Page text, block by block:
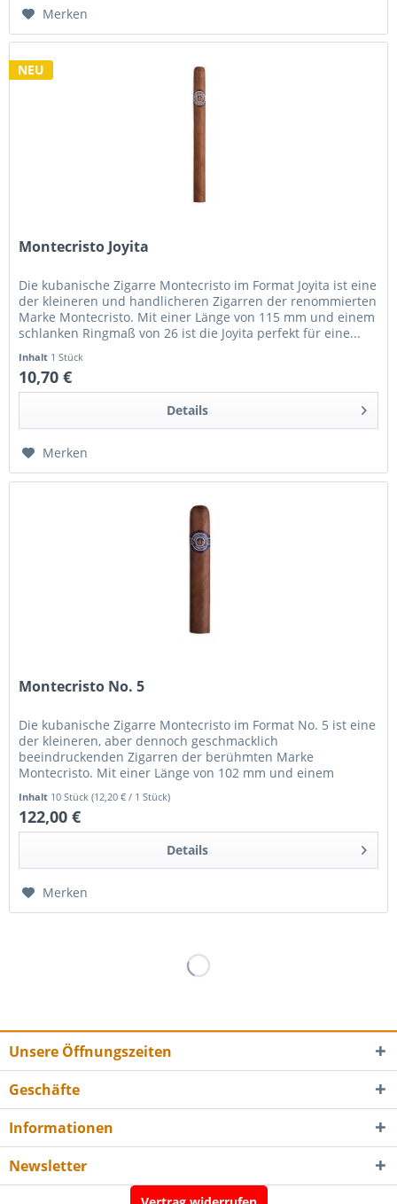
Merken
NEU
Montecristo Joyita
Die kubanische Zigarre Montecristo im Format Joyita ist eine
der kleineren und handlicheren Zigarren der renommierten
Marke Montecristo. Mit einer Länge von 115 mm und einem
schlanken Ringmaß von 26 ist die Joyita perfekt für eine...
Inhalt 1 Stück
10,70 €
Details
Merken
Montecristo No. 5
Die kubanische Zigarre Montecristo im Format No. 5 ist eine
der kleineren, aber dennoch geschmacklich
beeindruckenden Zigarren der berühmten Marke
Montecristo. Mit einer Länge von 102 mm und einem
Inhalt 10 Stück(12,20 € / 1 Stück)
122,00 €
Details
Merken
Unsere Öffnungszeiten
Geschäfte
Informationen
Newsletter